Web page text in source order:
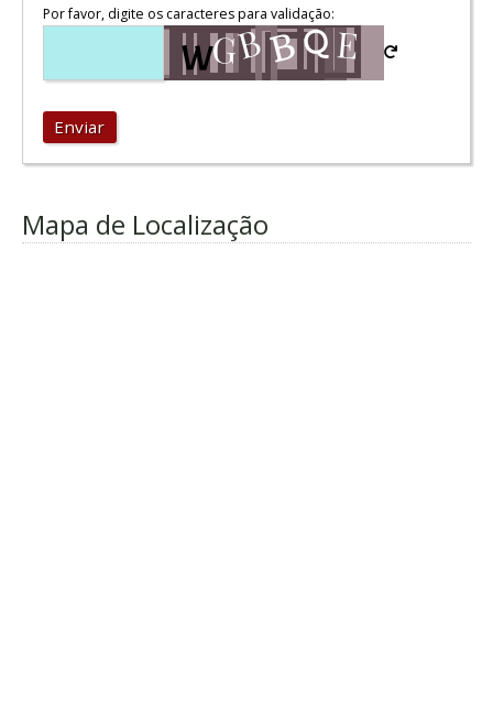
Por favor, digite os caracteres para validação:
Enviar
Mapa de Localização